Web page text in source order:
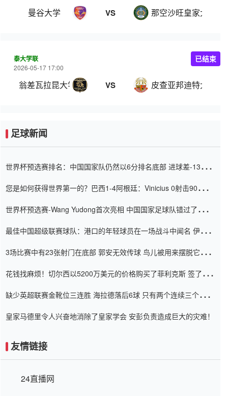
曼谷大学 VS 那空沙旺皇家大学
泰大学联
2026-05-17 17:00
翁差瓦拉昆大学 VS 皮查亚邦迪特大学
已结束
足球新闻
世界杯预选赛排名：中国国家队仍然以6分排名底部 进球差-13令人
您是如何获得世界第一的？巴西1-4阿根廷：Vinicius 0射击90分钟
世界杯预选赛-Wang Yudong首次亮相 中国国家足球队错过了世界
最佳中国超级联赛球队：港口的年轻球员在一场战斗中闻名 伊万放
3场比赛中有23张射门在底部 郭安无效传球 鸟儿被用来摆脱它
花钱找麻烦！切尔西以5200万美元的价格购买了菲利克斯 签了7年
缺少英超联赛金靴位三连胜 海拉德落后6球 只有两个连续三个连续
皇家马德里令人兴奋地消除了皇家学会 安彭负责造成巨大的灾难！
友情链接
24直播网